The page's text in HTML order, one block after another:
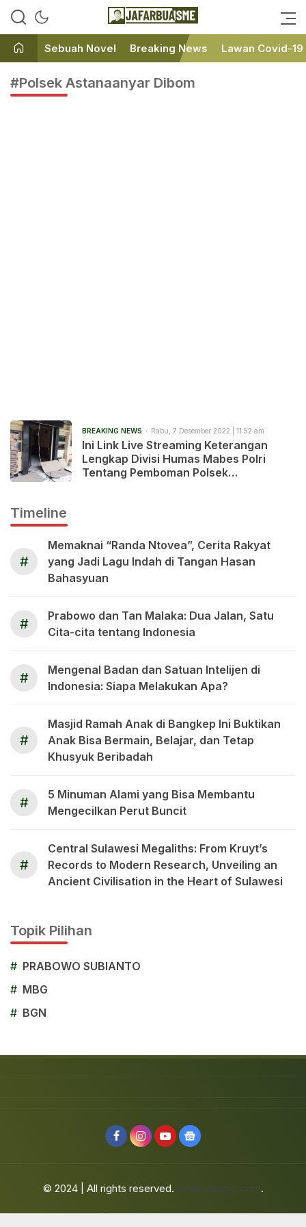
JafarBua
Ini bukan Media Online, Ini
Sebuah Novel Breaking News Lawan Covid-19
#Polsek Astanaanyar Dibom
BREAKING NEWS Rabu, 7 Desember 2022 | 11:52 am
Ini Link Live Streaming Keterangan
Lengkap Divisi Humas Mabes Polri
Tentang Pemboman Polsek
Timeline
#
Memaknai “Randa Ntovea”, Cerita Rakyat
yang Jadi Lagu Indah di Tangan Hasan
Bahasyuan
#
Prabowo dan Tan Malaka: Dua Jalan, Satu
Cita-cita tentang Indonesia
#
Mengenal Badan dan Satuan Intelijen di
Indonesia: Siapa Melakukan Apa?
#
Masjid Ramah Anak di Bangkep Ini Buktikan
Anak Bisa Bermain, Belajar, dan Tetap
Khusyuk Beribadah
#
5 Minuman Alami yang Bisa Membantu
Mengecilkan Perut Buncit
#
Central Sulawesi Megaliths: From Kruyt’s
Records to Modern Research, Unveiling an
Ancient Civilisation in the Heart of Sulawesi
Topik Pilihan
# PRABOWO SUBIANTO
# MBG
# BGN
© 2024 | All rights reserved. jafarbuaisme.com.